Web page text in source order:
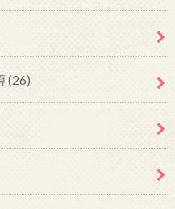
(26)